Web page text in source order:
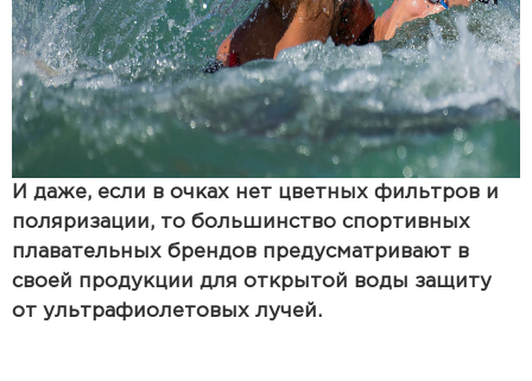
И даже, если в очках нет цветных фильтров и
поляризации, то большинство спортивных
плавательных брендов предусматривают в
своей продукции для открытой воды защиту
от ультрафиолетовых лучей.